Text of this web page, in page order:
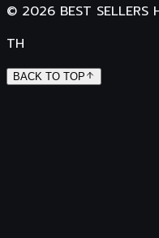
© 2026 BEST SELLERS
TH
BACK TO TOP